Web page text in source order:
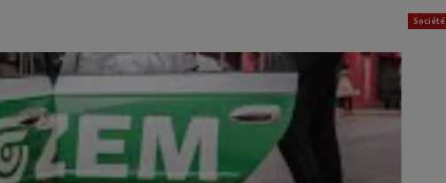
Société